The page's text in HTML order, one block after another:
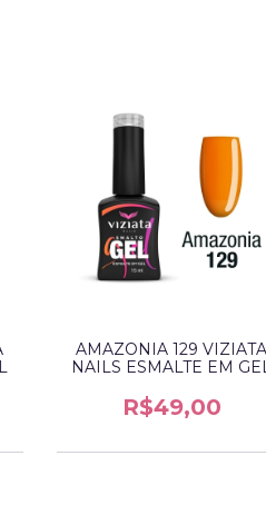
AMAZONIA 129 VIZIATA
NAILS ESMALTE EM
R$49,00